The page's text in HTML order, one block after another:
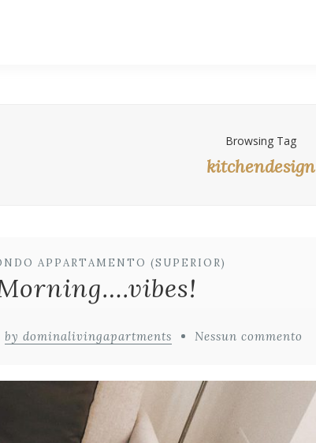
Browsing Tag
kitchendesign
APPARTAMENTO (SUPERIOR)
by dominalivingapartments Nessun commento